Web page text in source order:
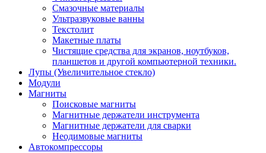
Смазочные материалы
Ультразвуковые ванны
Текстолит
Макетные платы
Чистящие средства для экранов, ноутбуков,
планшетов и другой компьютерной техники.
Лупы (Увеличительное стекло)
Модули
Магниты
Поисковые магниты
Магнитные держатели инструмента
Магнитные держатели для сварки
Неодимовые магниты
Автокомпрессоры